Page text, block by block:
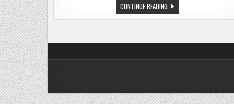
CONTINUE READINGAGEN
SICBO